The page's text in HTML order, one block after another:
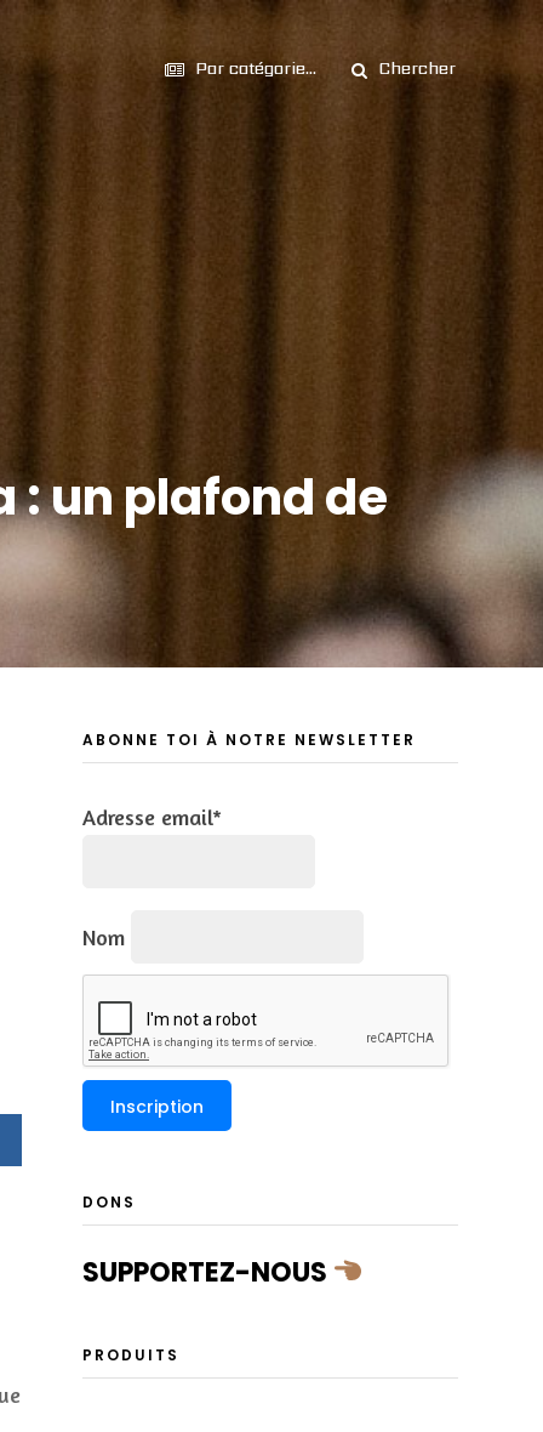
Par catégorie... Chercher
un plafond de
ABONNE TOI À NOTRE NEWSLETTER
Adresse email*
Nom
DONS
SUPPORTEZ-NOUS
PRODUITS